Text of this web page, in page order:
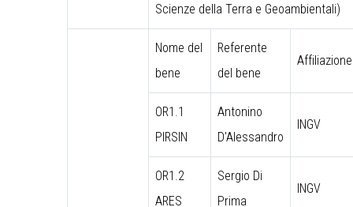
Scienze della Terra e Geoambientali)
Nome del
bene
Referente
del bene
Affiliazione
OR1.1
PIRSIN
Antonino
D'Alessandro
INGV
OR1.2
ARES
Sergio Di
Prima
INGV